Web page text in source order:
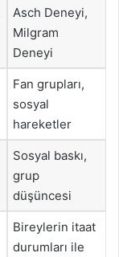
Asch Deneyi,
Milgram
Deneyi
Fan grupları,
sosyal
hareketler
Sosyal baskı,
grup
düşüncesi
Bireylerin itaat
durumları ile